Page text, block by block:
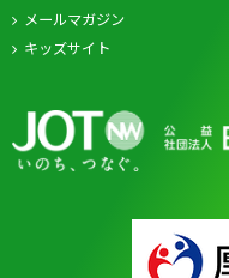
メールマガジン
キッズサイト